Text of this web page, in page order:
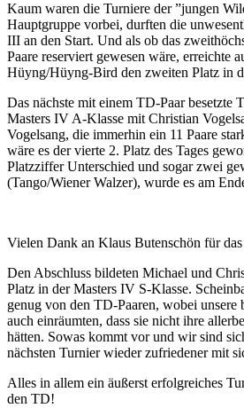
Kaum waren die Turniere der ”jungen
Hauptgruppe vorbei, durften die
III an den Start. Und als ob das
Paare reserviert gewesen wäre, erreichte
Hüyng/Hüyng-Bird den zweiten Platz in
Das nächste mit einem TD-Paar besetzte
Masters IV A-Klasse mit Christian
Vogelsang, die immerhin ein 11 Paare
wäre es der vierte 2. Platz des Tages
Platzziffer Unterschied und sogar zwei
(Tango/Wiener Walzer), wurde es am
Vielen Dank an Klaus Butenschön für
Den Abschluss bildeten Michael und
Platz in der Masters IV S-Klasse.
genug von den TD-Paaren, wobei unsere
auch einräumten, dass sie nicht ihre
hätten. Sowas kommt vor und wir sind
nächsten Turnier wieder zufriedener mit
Alles in allem ein äußerst erfolgreiches
den TD!